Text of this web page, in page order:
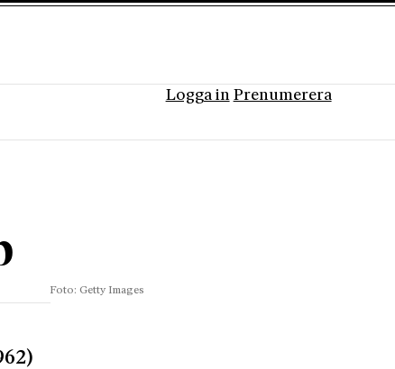
Logga in Prenumerera
Foto: Getty Images